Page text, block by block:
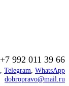
+7 992 011 39 66
, Telegram, WhatsApp
dobropravo@mail.ru